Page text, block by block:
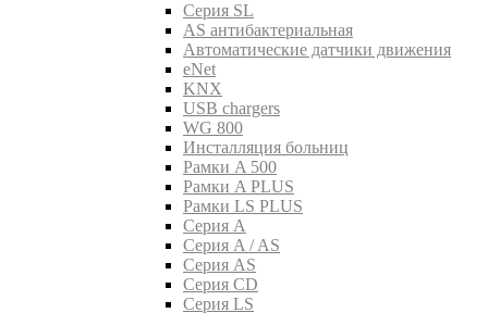
Серия SL
AS антибактериальная
Aвтоматические датчики движения
eNet
KNX
USB chargers
WG 800
Инсталляция больниц
Рамки A 500
Рамки A PLUS
Рамки LS PLUS
Серия A
Серия A / AS
Серия AS
Серия CD
Серия LS